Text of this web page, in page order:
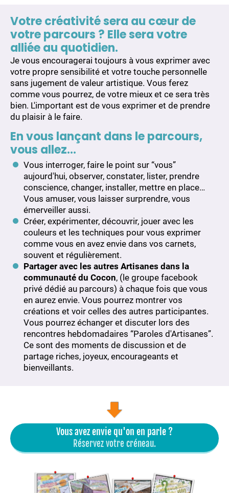
Votre créativité sera au cœur de
votre parcours ? Elle sera votre
alliée au quotidien.
Je vous encouragerai toujours à vous exprimer avec
votre propre sensibilité et votre touche personnelle
sans jugement de valeur artistique. Vous ferez
comme vous pourrez, de votre mieux et ce sera très
bien. L'important est de vous exprimer et de prendre
du plaisir à le faire.
En vous lançant dans le parcours,
vous allez…
Vous interroger, faire le point sur “vous”
aujourd'hui, observer, constater, lister, prendre
conscience, changer, installer, mettre en place…
Vous amuser, vous laisser surprendre, vous
émerveiller aussi.
Créer, expérimenter, découvrir, jouer avec les
couleurs et les techniques pour vous exprimer
comme vous en avez envie dans vos carnets,
souvent et régulièrement.
Partager avec les autres Artisanes dans la
communauté du Cocon, (le groupe facebook
privé dédié au parcours) à chaque fois que vous
en aurez envie. Vous pourrez montrer vos
créations et voir celles des autres participantes.
Vous pourrez échanger et discuter lors des
rencontres hebdomadaires “Paroles d'Artisanes”.
Ce sont des moments de discussion et de
partage riches, joyeux, encourageants et
bienveillants.
Vous avez envie qu'on en parle ?
Réservez votre créneau.